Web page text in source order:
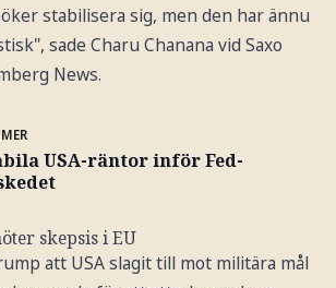
stabilisera sig, men den har ännu
sade Charu Chanana vid Saxo
News.
USA-räntor inför Fed-
skepsis i EU
att USA slagit till mot militära mål